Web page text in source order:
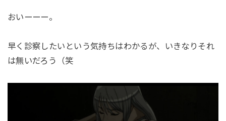
おいーーー。
早く診察したいという気持ちはわかるが、いきなりそれ
は無いだろう（笑